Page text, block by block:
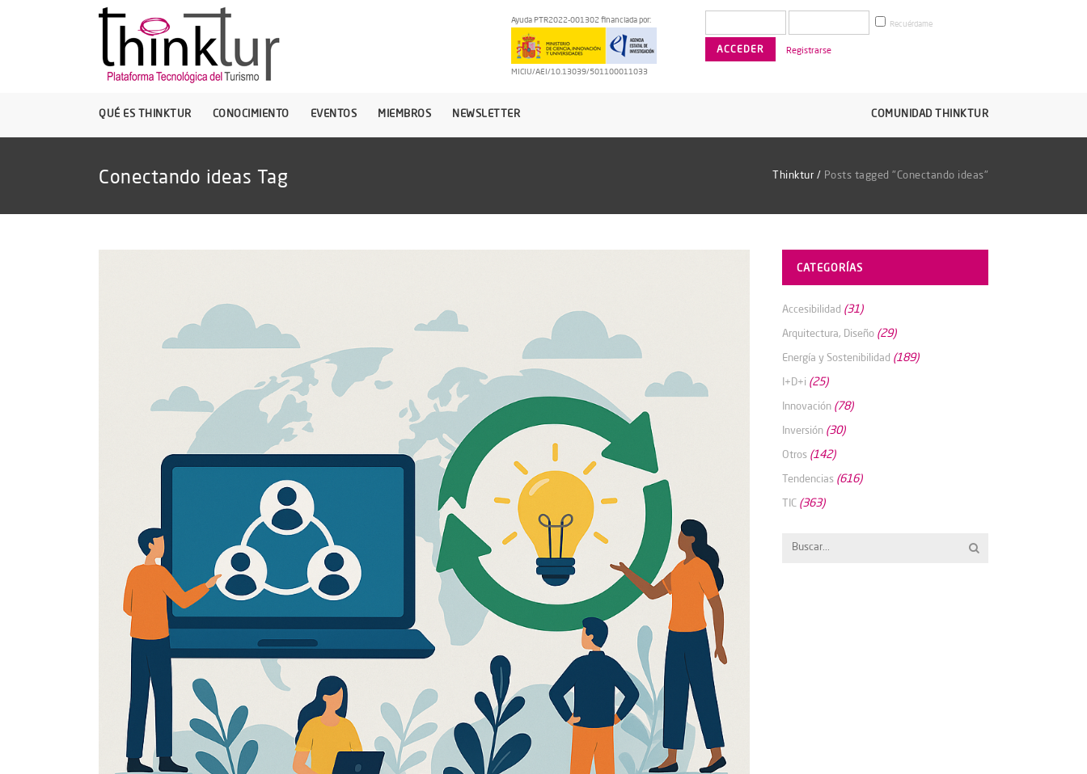
Ayuda PTR2022-001302 financiada por:
MICIU/AEI/10.13039/501100011033
Recuérdame
Registrarse
QUÉ ES THINKTUR CONOCIMIENTO EVENTOS MIEMBROS NEWSLETTER COMUNIDAD THINKTUR
Conectando ideas Tag Thinktur / Posts tagged "Conectando ideas"
CATEGORÍAS
Accesibilidad (31)
Arquitectura, Diseño (29)
Energía y Sostenibilidad (189)
I+D+i (25)
Innovación (78)
Inversión (30)
Otros (142)
Tendencias (616)
TIC (363)